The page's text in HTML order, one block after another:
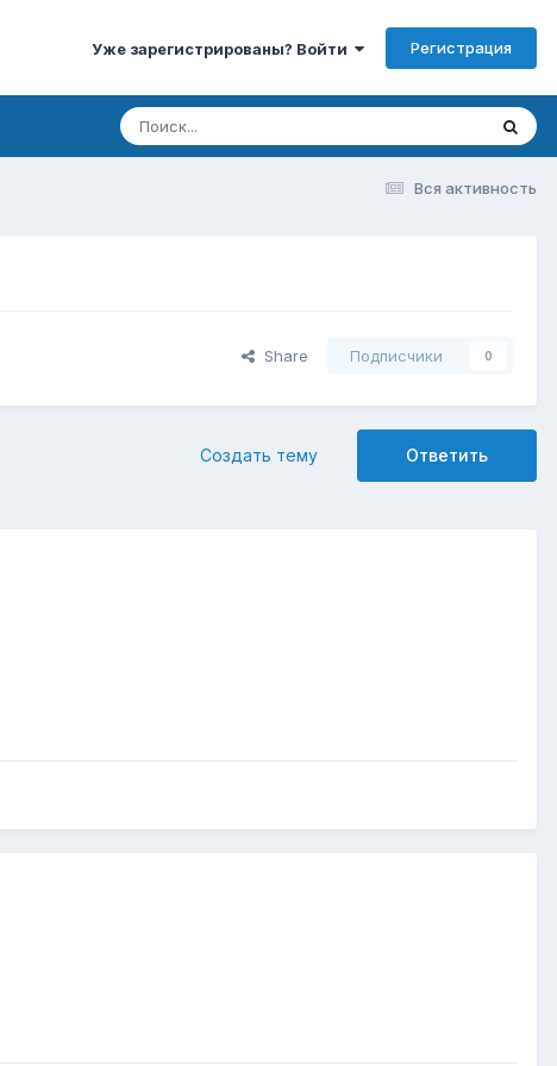
Уже зарегистрированы? Войти Регистрация
Вся активность
Share Подписчики 0
Ответить
Создать тему